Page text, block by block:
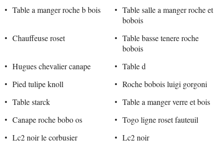
Table a manger roche b bois
Table salle a manger roche et
bobois
Chauffeuse roset
Table basse tenere roche
bobois
Hugues chevalier canape
Table d
Pied tulipe knoll
Roche bobois luigi gorgoni
Table starck
Table a manger verre et bois
Canape roche bobo os
Togo ligne roset fauteuil
Lc2 noir le corbusier
Lc2 noir